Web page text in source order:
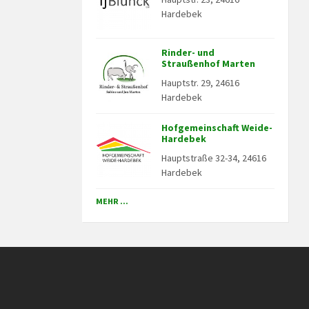
Hardebek
Rinder- und
Straußenhof Marten
Hauptstr. 29, 24616
Hardebek
Hofgemeinschaft Weide-
Hardebek
Hauptstraße 32-34, 24616
Hardebek
MEHR ...